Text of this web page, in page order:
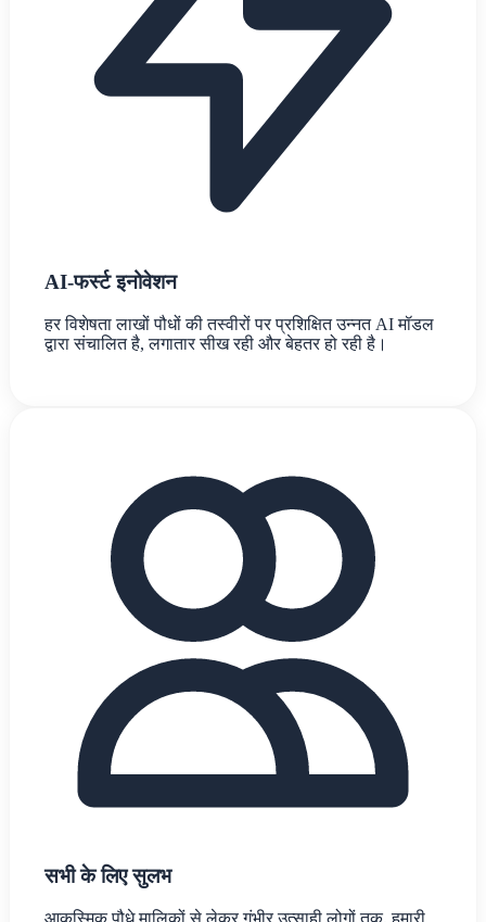
AI-फर्स्ट इनोवेशन
हर विशेषता लाखों पौधों की तस्वीरों पर प्रशिक्षित उन्नत AI मॉडल
द्वारा संचालित है, लगातार सीख रही और बेहतर हो रही है।
सभी के लिए सुलभ